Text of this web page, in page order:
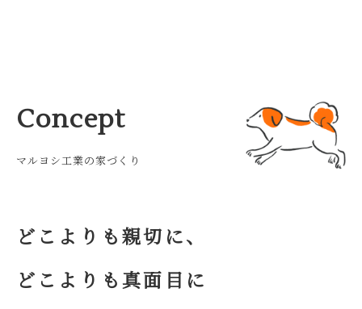
Concept
マルヨシ工業の家づくり
どこよりも親切に、
どこよりも真面目に